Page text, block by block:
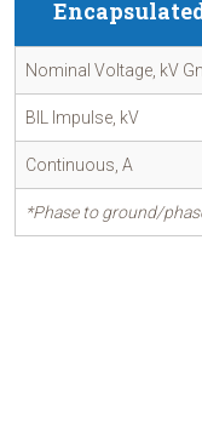
Nominal Voltage, kV
BIL Impulse, kV
Continuous, A
*Phase to ground/